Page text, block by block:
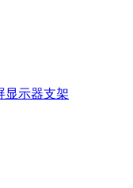
显示器支架